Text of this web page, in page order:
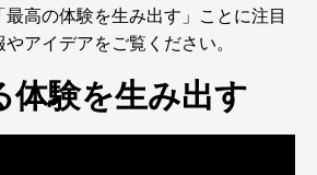
高の体験を生み出す」ことに注目
アイデアをご覧ください。
体験を生み出す